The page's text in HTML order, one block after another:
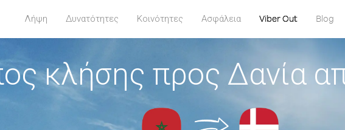
Λήψη Δυνατότητες Κοινότητες Ασφάλεια Viber Out Blog
κλήσης προς Δανία